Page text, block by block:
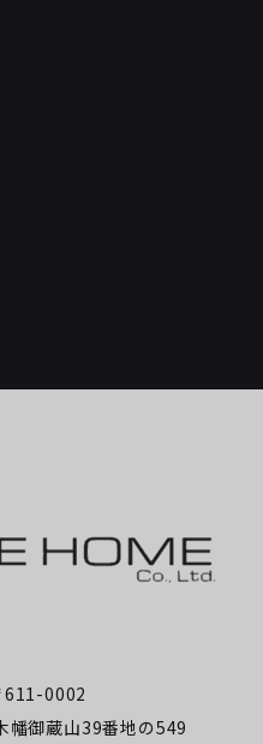
611-0002
幡御蔵山39番地の549